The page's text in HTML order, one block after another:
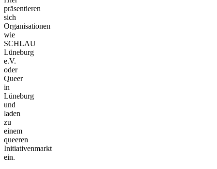
präsentieren
sich
Organisationen
wie
SCHLAU
Lüneburg
e.V.
oder
Queer
in
Lüneburg
und
laden
zu
einem
queeren
Initiativenmarkt
ein.